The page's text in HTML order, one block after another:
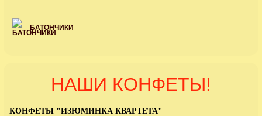
БАТОНЧИКИ
НАШИ КОНФЕТЫ!
КОНФЕТЫ "ИЗЮМИНКА КВАРТЕТА"